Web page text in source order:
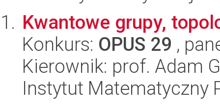
Kwantowe grupy,
Konkurs: OPUS 29 ,
Kierownik: prof. Adam
Instytut Matematyczny